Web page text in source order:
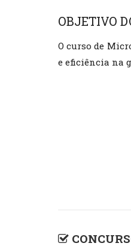
OBJETIVO
O curso de
e eficiência na